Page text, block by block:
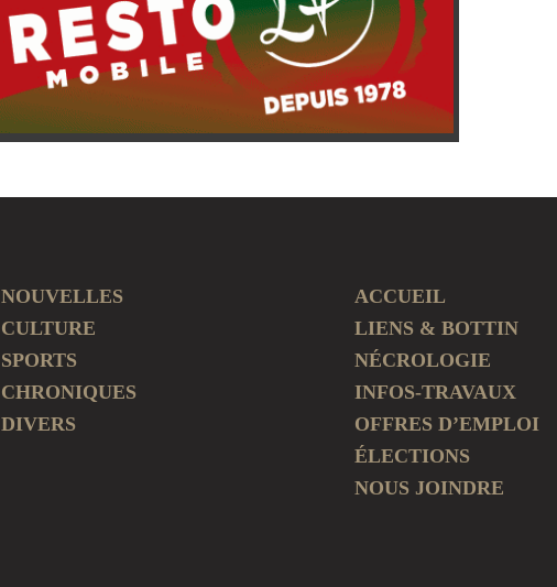
NOUVELLES
CULTURE
SPORTS
CHRONIQUES
DIVERS
ACCUEIL
LIENS & BOTTIN
NÉCROLOGIE
INFOS-TRAVAUX
OFFRES D’EMPLOI
ÉLECTIONS
NOUS JOINDRE